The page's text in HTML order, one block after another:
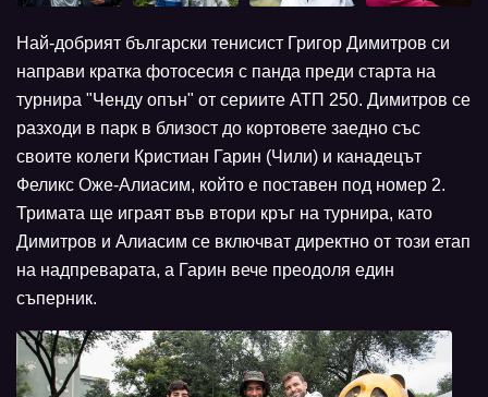
Най-добрият български тенисист Григор Димитров си
направи кратка фотосесия с панда преди старта на
турнира "Ченду опън" от сериите АТП 250. Димитров се
разходи в парк в близост до кортовете заедно със
своите колеги Кристиан Гарин (Чили) и канадецът
Феликс Оже-Алиасим, който е поставен под номер 2.
Тримата ще играят във втори кръг на турнира, като
Димитров и Алиасим се включват директно от този етап
на надпреварата, а Гарин вече преодоля един
съперник.